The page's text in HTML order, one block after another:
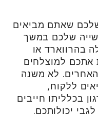
שאתם מביאים
שלכם במשך
בהרווארד או
אתכם למוצלחים
לא משנה
ללקוח,
בכלליתו חייבים
יכולותכם.